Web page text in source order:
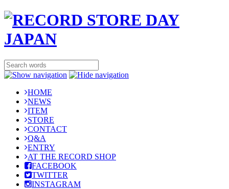
HOME
NEWS
ITEM
STORE
CONTACT
Q&A
ENTRY
AT THE RECORD SHOP
FACEBOOK
TWITTER
INSTAGRAM